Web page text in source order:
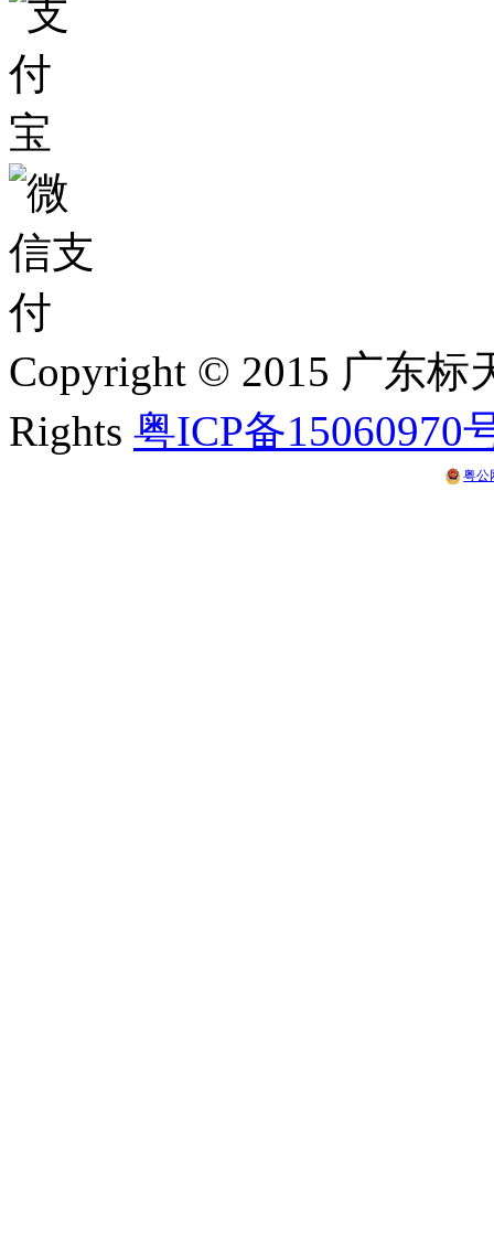
Copyright © 2015 广东
Rights 粤ICP备15060970
粤公